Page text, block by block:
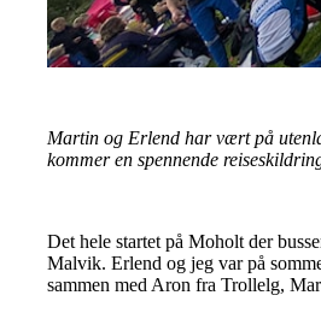
Martin og Erlend har vært på
kommer en spennende
Det hele startet på Moholt der
Malvik. Erlend og jeg var på
sammen med Aron fra Trollelg,